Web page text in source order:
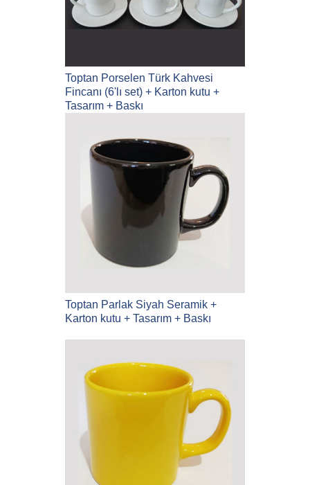
Toptan Porselen Türk Kahvesi
Fincanı (6'lı set) + Karton kutu +
Tasarım + Baskı
Toptan Parlak Siyah Seramik +
Karton kutu + Tasarım + Baskı